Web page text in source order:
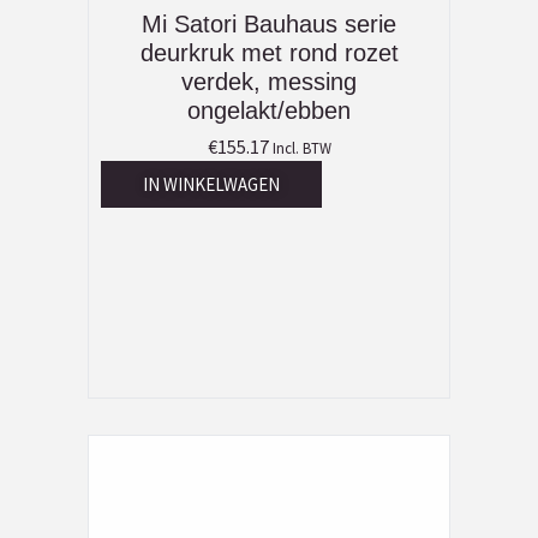
Mi Satori Bauhaus serie
deurkruk met rond rozet
verdek, messing
ongelakt/ebben
€155.17 Incl. BTW
IN WINKELWAGEN